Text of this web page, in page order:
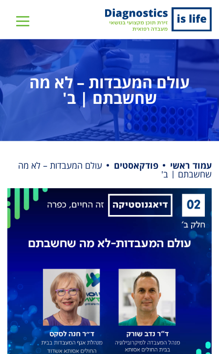
שִׂים
בְּאֲתָר
מֻפְעֶלֶת
מַעֲרֶכֶת
בִּקְלִיק
הַמְּסַיַּעַת
לִנְגִישׁוּת
הָאֲתָר.
עולם המעבדות – לא מה
שחשבתם | ב'
עמוד ראשי פודקאסטים עולם המעבדות – לא מה
שחשבתם | ב'